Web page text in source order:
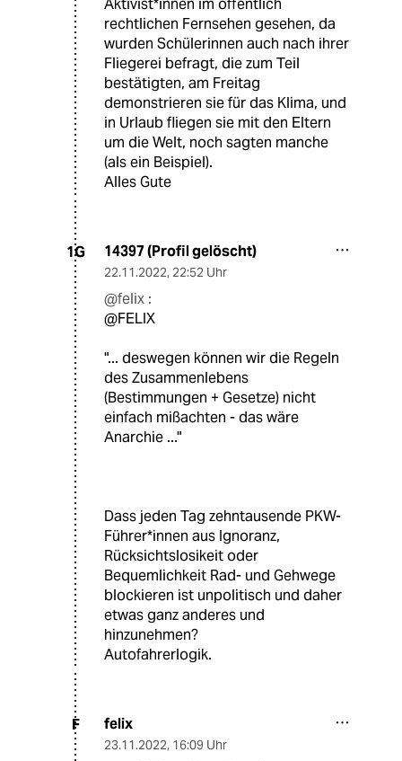
Aktivist*innen im öffentlich
rechtlichen Fernsehen gesehen, da
wurden Schülerinnen auch nach ihrer
Fliegerei befragt, die zum Teil
bestätigten, am Freitag
demonstrieren sie für das Klima, und
in Urlaub fliegen sie mit den Eltern
um die Welt, noch sagten manche
(als ein Beispiel).
Alles Gute
1G 14397 (Profil gelöscht)
22.11.2022, 22:52 Uhr
@felix :
@FELIX
"... deswegen können wir die Regeln
des Zusammenlebens
(Bestimmungen + Gesetze) nicht
einfach mißachten - das wäre
Anarchie ..."
Dass jeden Tag zehntausende PKW-
Führer*innen aus Ignoranz,
Rücksichtslosikeit oder
Bequemlichkeit Rad- und Gehwege
blockieren ist unpolitisch und daher
etwas ganz anderes und
hinzunehmen?
Autofahrerlogik.
F felix
23.11.2022, 16:09 Uhr